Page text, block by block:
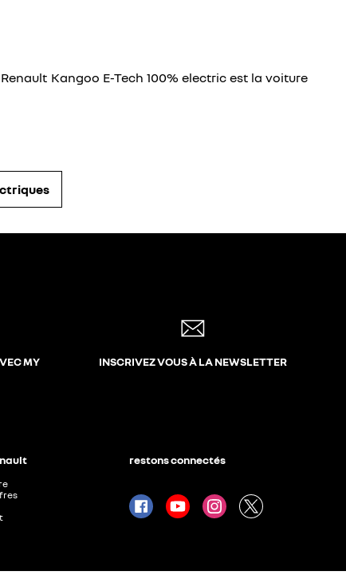
Kangoo E-Tech 100% electric est la voiture
MY
INSCRIVEZ VOUS À LA NEWSLETTER
restons connectés